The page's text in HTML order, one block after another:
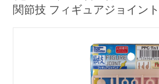
関節技 フィギュアジョイン